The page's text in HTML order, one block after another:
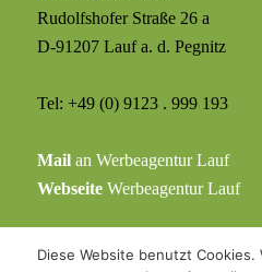
Rudolfshofer Straße 26 a
D-91207 Lauf a. d. Pegnitz
Tel: +49 (0) 9123 . 999 193
Mailan Werbeagentur Lauf
WebseiteWerbeagentur Lauf
Diese Website benutzt